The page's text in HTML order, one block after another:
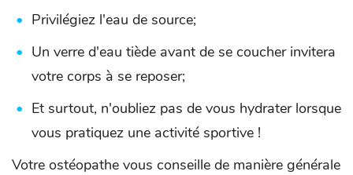
Privilégiez l'eau de source;
Un verre d'eau tiède avant de se coucher invitera
votre corps à se reposer;
Et surtout, n'oubliez pas de vous hydrater lorsque
vous pratiquez une activité sportive !
Votre ostéopathe vous conseille de manière générale